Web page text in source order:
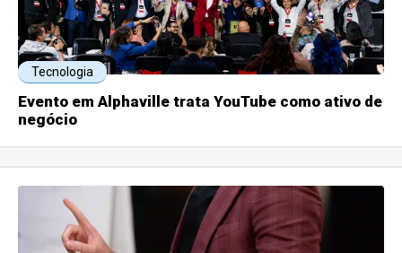
Tecnologia
Evento em Alphaville trata YouTube como ativo de
negócio